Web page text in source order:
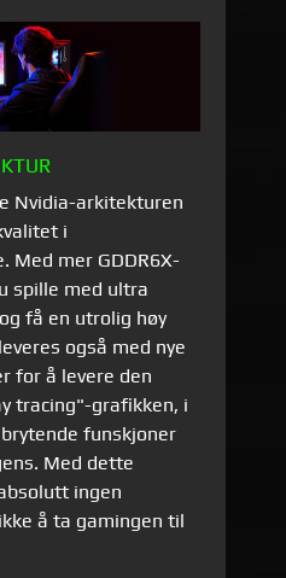
Nvidia-arkitekturen
i
Med mer GDDR6X-
spille med ultra
få en utrolig høy
også med nye
for å levere den
tracing"-grafikken, i
funskjoner
Med dette
ingen
å ta gamingen til